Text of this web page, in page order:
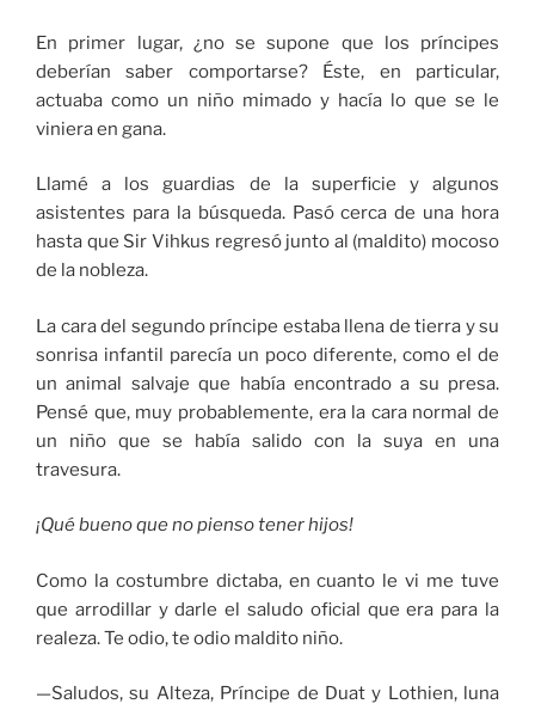
En primer lugar, ¿no se supone que los príncipes
deberían saber comportarse? Éste, en particular,
actuaba como un niño mimado y hacía lo que se le
viniera en gana.
Llamé a los guardias de la superficie y algunos
asistentes para la búsqueda. Pasó cerca de una hora
hasta que Sir Vihkus regresó junto al (maldito) mocoso
de la nobleza.
La cara del segundo príncipe estaba llena de tierra y su
sonrisa infantil parecía un poco diferente, como el de
un animal salvaje que había encontrado a su presa.
Pensé que, muy probablemente, era la cara normal de
un niño que se había salido con la suya en una
travesura.
¡Qué bueno que no pienso tener hijos!
Como la costumbre dictaba, en cuanto le vi me tuve
que arrodillar y darle el saludo oficial que era para la
realeza. Te odio, te odio maldito niño.
—Saludos, su Alteza, Príncipe de Duat y Lothien, luna